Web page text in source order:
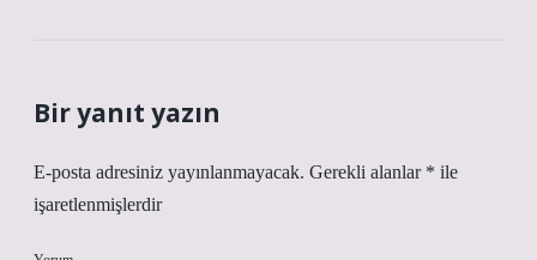
Bir yanıt yazın
E-posta adresiniz yayınlanmayacak. Gerekli alanlar * ile
işaretlenmişlerdir